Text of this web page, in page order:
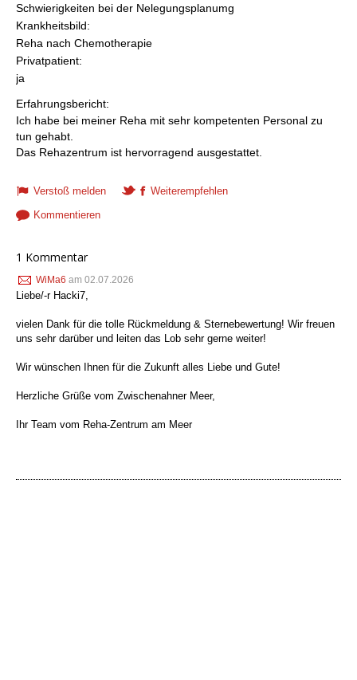
Schwierigkeiten bei der Nelegungsplanumg
Krankheitsbild:
Reha nach Chemotherapie
Privatpatient:
ja
Erfahrungsbericht:
Ich habe bei meiner Reha mit sehr kompetenten Personal zu
tun gehabt.
Das Rehazentrum ist hervorragend ausgestattet.
Verstoß melden
Weiterempfehlen
Kommentieren
1 Kommentar
WiMa6 am 02.07.2026
Liebe/-r Hacki7,
vielen Dank für die tolle Rückmeldung & Sternebewertung! Wir freuen
uns sehr darüber und leiten das Lob sehr gerne weiter!
Wir wünschen Ihnen für die Zukunft alles Liebe und Gute!
Herzliche Grüße vom Zwischenahner Meer,
Ihr Team vom Reha-Zentrum am Meer